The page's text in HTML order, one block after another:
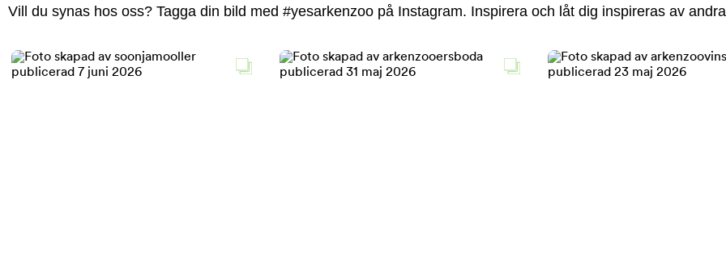
Vill du synas hos oss? Tagga din bild med #yesarkenzoo på Instagram. Inspirera och låt dig inspireras av